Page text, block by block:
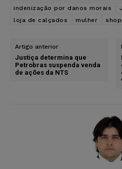
indenização por danos morais
loja de calçados
mulher
Artigo anterior
Justiça determina que
Petrobras suspenda venda
de ações da NTS